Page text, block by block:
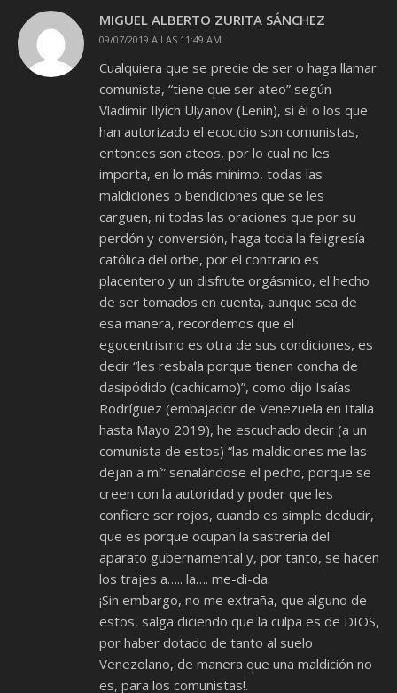
MIGUEL ALBERTO ZURITA SÁNCHEZ
09/07/2019 A LAS 11:49 AM
Cualquiera que se precie de ser o haga llamar
comunista, “tiene que ser ateo” según
Vladimir Ilyich Ulyanov (Lenin), si él o los que
han autorizado el ecocidio son comunistas,
entonces son ateos, por lo cual no les
importa, en lo más mínimo, todas las
maldiciones o bendiciones que se les
carguen, ni todas las oraciones que por su
perdón y conversión, haga toda la feligresía
católica del orbe, por el contrario es
placentero y un disfrute orgásmico, el hecho
de ser tomados en cuenta, aunque sea de
esa manera, recordemos que el
egocentrismo es otra de sus condiciones, es
decir “les resbala porque tienen concha de
dasipódido (cachicamo)”, como dijo Isaías
Rodríguez (embajador de Venezuela en Italia
hasta Mayo 2019), he escuchado decir (a un
comunista de estos) “las maldiciones me las
dejan a mí” señalándose el pecho, porque se
creen con la autoridad y poder que les
confiere ser rojos, cuando es simple deducir,
que es porque ocupan la sastrería del
aparato gubernamental y, por tanto, se hacen
los trajes a….. la…. me-di-da.
¡Sin embargo, no me extraña, que alguno de
estos, salga diciendo que la culpa es de DIOS,
por haber dotado de tanto al suelo
Venezolano, de manera que una maldición no
es, para los comunistas!.